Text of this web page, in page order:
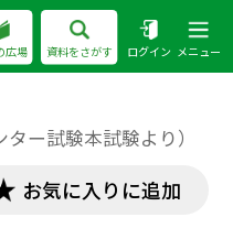
広場 資料をさがす ログイン メニュー
ー試験本試験より）
お気に入りに追加